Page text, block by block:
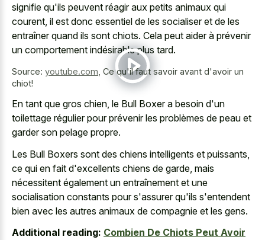
signifie qu'ils peuvent réagir aux petits animaux qui
courent, il est donc essentiel de les socialiser et de les
entraîner quand ils sont chiots. Cela peut aider à prévenir
un comportement indésirable plus tard.
Source: youtube.com Ce qu'il faut savoir avant d'avoir un
chiot!
En tant que gros chien, le Bull Boxer a besoin d'un
toilettage régulier pour prévenir les problèmes de peau et
garder son pelage propre.
Les Bull Boxers sont des chiens intelligents et puissants,
ce qui en fait d'excellents chiens de garde, mais
nécessitent également un entraînement et une
socialisation constants pour s'assurer qu'ils s'entendent
bien avec les autres animaux de compagnie et les gens.
Additional reading: Combien De Chiots Peut Avoir